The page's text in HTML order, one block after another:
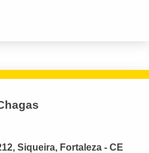
Siqueira, Fortaleza - CE